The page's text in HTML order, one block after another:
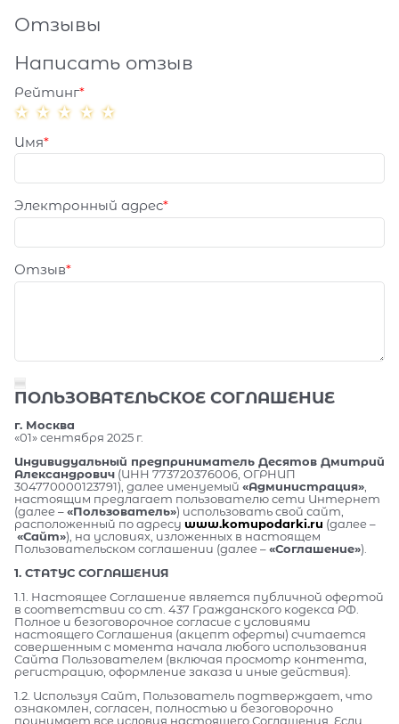
Отзывы
Написать отзыв
Рейтинг
Имя
Электронный адрес
Отзыв
ПОЛЬЗОВАТЕЛЬСКОЕ СОГЛАШЕНИЕ
г. Москва
«01» сентября 2025 г.
Индивидуальный предприниматель Десятов Дмитрий
Александрович (ИНН 773720376006, ОГРНИП
304770000123791), далее именуемый «Администрация»
настоящим предлагает пользователю сети Интернет
(далее –«Пользователь») использовать свой сайт,
расположенный по адресу www.komupodarki.ru (далее –
«Сайт»), на условиях, изложенных в настоящем
Пользовательском соглашении (далее –«Соглашение»).
1. СТАТУС СОГЛАШЕНИЯ
1.1. Настоящее Соглашение является публичной офертой
в соответствии со ст. 437 Гражданского кодекса РФ.
Полное и безоговорочное согласие с условиями
настоящего Соглашения (акцепт оферты) считается
совершенным с момента начала любого использования
Сайта Пользователем (включая просмотр контента,
регистрацию, оформление заказа и иные действия).
1.2. Используя Сайт, Пользователь подтверждает, что
ознакомлен, согласен, полностью и безоговорочно
принимает все условия настоящего Соглашения. Если